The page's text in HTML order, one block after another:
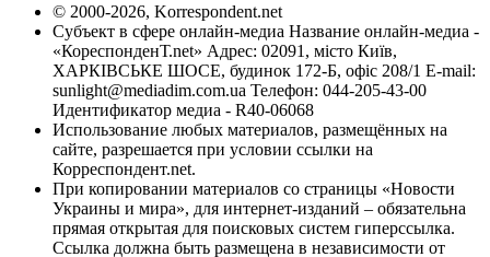
© 2000-2026, Korrespondent.net
Субъект в сфере онлайн-медиа Название онлайн-медиа -
«КореспонденТ.net» Адрес: 02091, місто Київ,
ХАРКІВСЬКЕ ШОСЕ, будинок 172-Б, офіс 208/1 E-mail:
sunlight@mediadim.com.ua Телефон: 044-205-43-00
Идентификатор медиа - R40-06068
Использование любых материалов, размещённых на
сайте, разрешается при условии ссылки на
Корреспондент.net.
При копировании материалов со страницы «Новости
Украины и мира», для интернет-изданий – обязательна
прямая открытая для поисковых систем гиперссылка.
Ссылка должна быть размещена в независимости от